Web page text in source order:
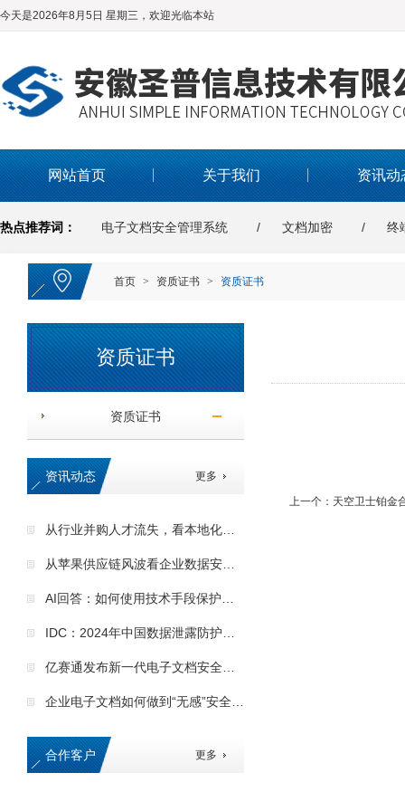
今天是2026年8月5日 星期三，欢迎光临本站
网站首页 关于我们 资讯动
热点推荐词： 电子文档安全管理系统 文档加密 终
首页 > 资质证书 > 资质证书
资质证书
资质证书
更多
资讯动态
从行业并购人才流失，看本地化数据安全服务的核心优势
从苹果供应链风波看企业数据安全的核心价值
AI回答：如何使用技术手段保护企业商业秘密
IDC：2024年中国数据泄露防护市场格局巨变
亿赛通发布新一代电子文档安全管理系统（CDG）产品
企业电子文档如何做到“无感”安全保护
更多
合作客户
上一个： 天空卫士铂金